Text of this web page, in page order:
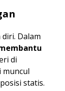
Dalam
di
muncul
statis.